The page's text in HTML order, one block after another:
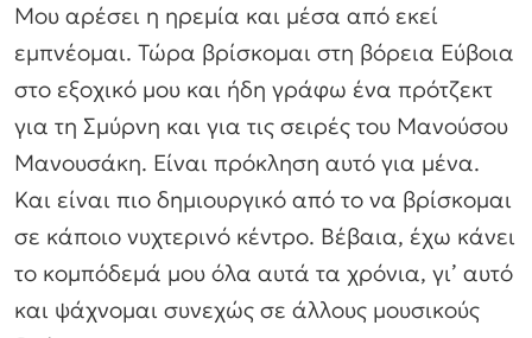
Μου αρέσει η ηρεμία και μέσα από εκεί
εμπνέομαι. Τώρα βρίσκομαι στη βόρεια Εύβοια
στο εξοχικό μου και ήδη γράφω ένα πρότζεκτ
για τη Σμύρνη και για τις σειρές του Μανούσου
Μανουσάκη. Είναι πρόκληση αυτό για μένα.
Και είναι πιο δημιουργικό από το να βρίσκομαι
σε κάποιο νυχτερινό κέντρο. Βέβαια, έχω κάνει
το κομπόδεμά μου όλα αυτά τα χρόνια, γι’ αυτό
και ψάχνομαι συνεχώς σε άλλους μουσικούς